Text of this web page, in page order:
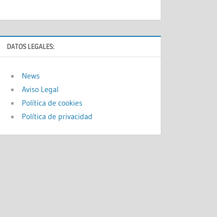
DATOS LEGALES:
News
Aviso Legal
Política de cookies
Política de privacidad